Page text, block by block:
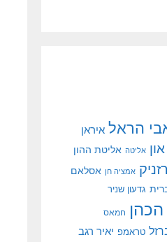
הראל איראן
אליטה אליטת ההון
אמציה חן אסלאם
גדעון שניר
הכהן חמאס
טראמפ יאיר רגב